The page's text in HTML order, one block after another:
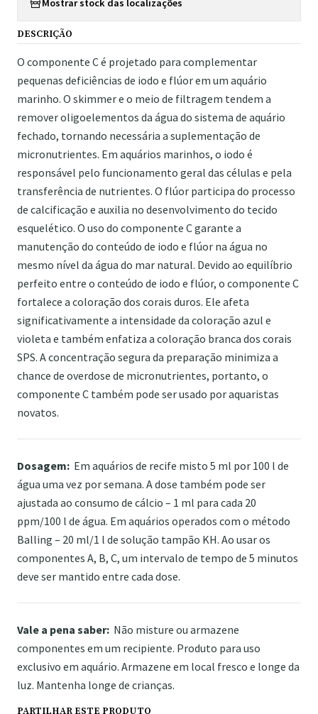
Mostrar stock das localizações
DESCRIÇÃO
O componente C é projetado para complementar
pequenas deficiências de iodo e flúor em um aquário
marinho. O skimmer e o meio de filtragem tendem a
remover oligoelementos da água do sistema de aquário
fechado, tornando necessária a suplementação de
micronutrientes. Em aquários marinhos, o iodo é
responsável pelo funcionamento geral das células e pela
transferência de nutrientes. O flúor participa do processo
de calcificação e auxilia no desenvolvimento do tecido
esquelético. O uso do componente C garante a
manutenção do conteúdo de iodo e flúor na água no
mesmo nível da água do mar natural. Devido ao equilíbrio
perfeito entre o conteúdo de iodo e flúor, o componente C
fortalece a coloração dos corais duros. Ele afeta
significativamente a intensidade da coloração azul e
violeta e também enfatiza a coloração branca dos corais
SPS. A concentração segura da preparação minimiza a
chance de overdose de micronutrientes, portanto, o
componente C também pode ser usado por aquaristas
novatos.
Dosagem: Em aquários de recife misto 5 ml por 100 l de
água uma vez por semana. A dose também pode ser
ajustada ao consumo de cálcio – 1 ml para cada 20
ppm/100 l de água. Em aquários operados com o método
Balling – 20 ml/1 l de solução tampão KH. Ao usar os
componentes A, B, C, um intervalo de tempo de 5 minutos
deve ser mantido entre cada dose.
Vale a pena saber: Não misture ou armazene
componentes em um recipiente. Produto para uso
exclusivo em aquário. Armazene em local fresco e longe da
luz. Mantenha longe de crianças.
PARTILHAR ESTE PRODUTO